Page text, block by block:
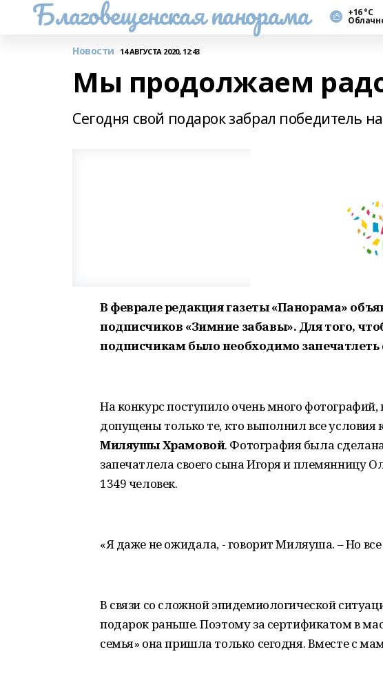
Благовещенская панорама +16 °С
Новости 14 АВГУСТА 2020, 12:43
Мы продолжаем
Сегодня свой подарок забрал победитель
В феврале редакция газеты «Панорама»
подписчиков «Зимние забавы». Для того,
подписчикам было необходимо
На конкурс поступило очень много
допущены только те, кто выполнил все условия
Миляушы Храмовой. Фотография была
запечатлела своего сына Игоря и племянницу
1349 человек.
«Я даже не ожидала, - говорит Миляуша. – Но
В связи со сложной эпидемиологической
подарок раньше. Поэтому за сертификатом в
семья» она пришла только сегодня. Вместе с